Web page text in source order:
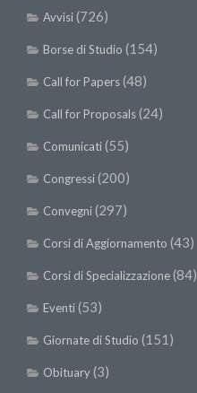
Avvisi(726)
Borse di Studio (154)
Call for Papers(48)
Call for Proposals(24)
Comunicati(55)
Congressi(200)
Convegni(297)
Corsi di Aggiornamento (43)
Corsi di Specializzazione(84)
Eventi(53)
Giornate di Studio (151)
Obituary(3)